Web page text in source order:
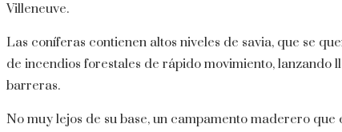
Villeneuve.
Las coníferas contienen altos niveles de savia, que se
de incendios forestales de rápido movimiento, lanzando
barreras.
No muy lejos de su base, un campamento maderero